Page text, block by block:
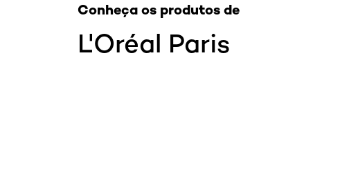
L'Oréal Paris
Conheça os produtos de